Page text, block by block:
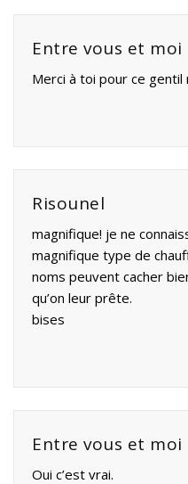
Entre vous et moi
Merci à toi pour ce gentil
Risounel
magnifique! je ne
magnifique type de
noms peuvent cacher
qu’on leur prête.
bises
Entre vous et moi
Oui c’est vrai.